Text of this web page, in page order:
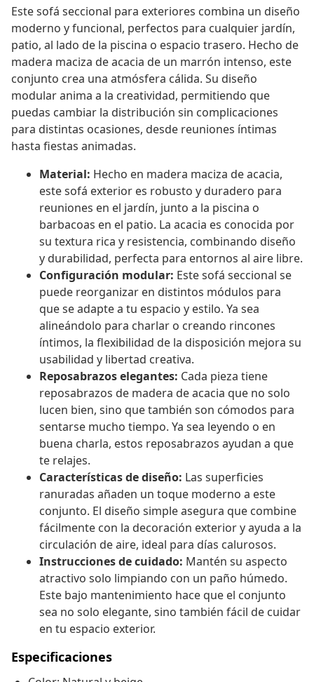
Este sofá seccional para exteriores combina un diseño
moderno y funcional, perfectos para cualquier jardín,
patio, al lado de la piscina o espacio trasero. Hecho de
madera maciza de acacia de un marrón intenso, este
conjunto crea una atmósfera cálida. Su diseño
modular anima a la creatividad, permitiendo que
puedas cambiar la distribución sin complicaciones
para distintas ocasiones, desde reuniones íntimas
hasta fiestas animadas.
Material: Hecho en madera maciza de acacia,
este sofá exterior es robusto y duradero para
reuniones en el jardín, junto a la piscina o
barbacoas en el patio. La acacia es conocida por
su textura rica y resistencia, combinando diseño
y durabilidad, perfecta para entornos al aire libre.
Configuración modular: Este sofá seccional se
puede reorganizar en distintos módulos para
que se adapte a tu espacio y estilo. Ya sea
alineándolo para charlar o creando rincones
íntimos, la flexibilidad de la disposición mejora su
usabilidad y libertad creativa.
Reposabrazos elegantes: Cada pieza tiene
reposabrazos de madera de acacia que no solo
lucen bien, sino que también son cómodos para
sentarse mucho tiempo. Ya sea leyendo o en
buena charla, estos reposabrazos ayudan a que
te relajes.
Características de diseño: Las superficies
ranuradas añaden un toque moderno a este
conjunto. El diseño simple asegura que combine
fácilmente con la decoración exterior y ayuda a la
circulación de aire, ideal para días calurosos.
Instrucciones de cuidado: Mantén su aspecto
atractivo solo limpiando con un paño húmedo.
Este bajo mantenimiento hace que el conjunto
sea no solo elegante, sino también fácil de cuidar
en tu espacio exterior.
Especificaciones